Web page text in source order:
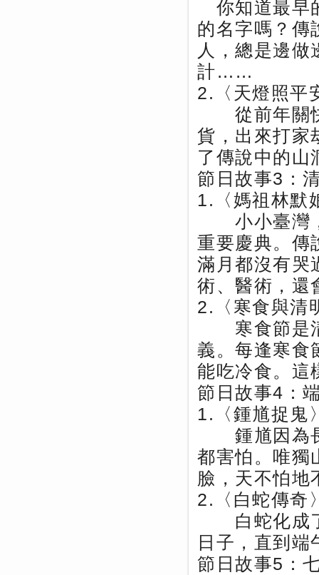
你知道最早
的名字嗎？傳
人，總是邊
計……
2.〈天燈照平
從前年關快
貨，出來打家
了傳說中的
節日故事3：
1.〈媽祖林默
小小臺灣，
重要慶典。傳
滿月都沒有哭
術、醫術，
2.〈寒食與清
寒食節是清
義。每逢寒食
能吃冷食。這
節日故事4：
1.〈鍾馗捉鬼
鍾馗因為長
都害怕。唯獨
臉，天不怕
2.〈白蛇傳奇
白蛇化成了
日子，直到
節日故事5：